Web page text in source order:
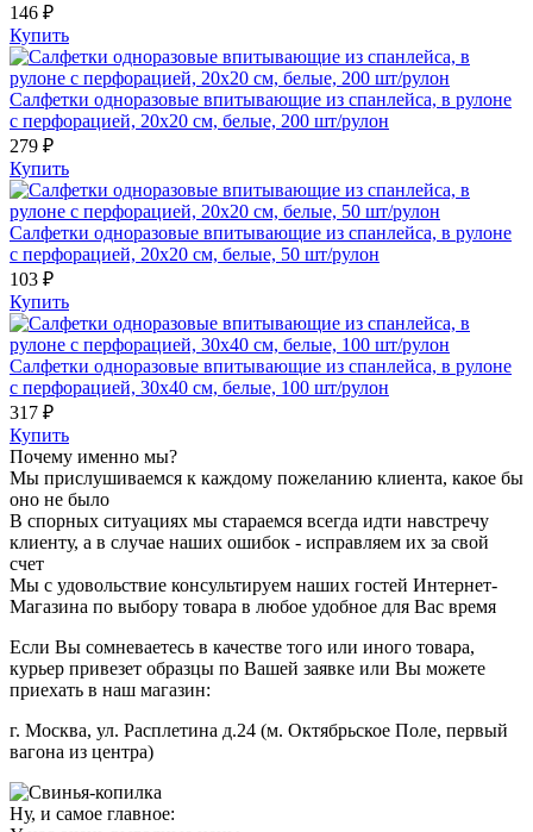
146 ₽
Купить
Салфетки одноразовые впитывающие из спанлейса, в рулоне
с перфорацией, 20х20 см, белые, 200 шт/рулон
279 ₽
Купить
Салфетки одноразовые впитывающие из спанлейса, в рулоне
с перфорацией, 20х20 см, белые, 50 шт/рулон
103 ₽
Купить
Салфетки одноразовые впитывающие из спанлейса, в рулоне
с перфорацией, 30х40 см, белые, 100 шт/рулон
317 ₽
Купить
Почему именно мы?
Мы прислушиваемся к каждому пожеланию клиента, какое бы
оно не было
В спорных ситуациях мы стараемся всегда идти навстречу
клиенту, а в случае наших ошибок - исправляем их за свой
счет
Мы с удовольствие консультируем наших гостей Интернет-
Магазина по выбору товара в любое удобное для Вас время
Если Вы сомневаетесь в качестве того или иного товара,
курьер привезет образцы по Вашей заявке или Вы можете
приехать в наш магазин:
г. Москва, ул. Расплетина д.24 (м. Октябрьское Поле, первый
вагона из центра)
Ну, и самое главное: